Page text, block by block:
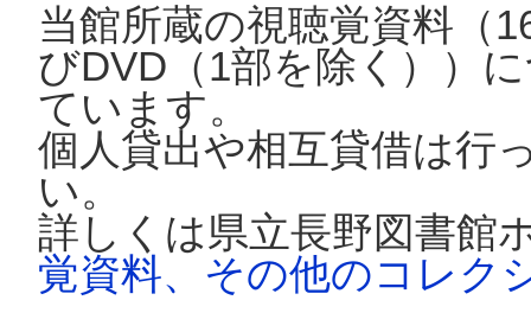
当館所蔵の視聴覚資料（
びDVD（1部を除く））
ています。
個人貸出や相互貸借は行
い。
詳しくは県立長野図書館
覚資料、その他のコレク